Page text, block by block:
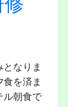
なりま
を済ま
ル朝食で